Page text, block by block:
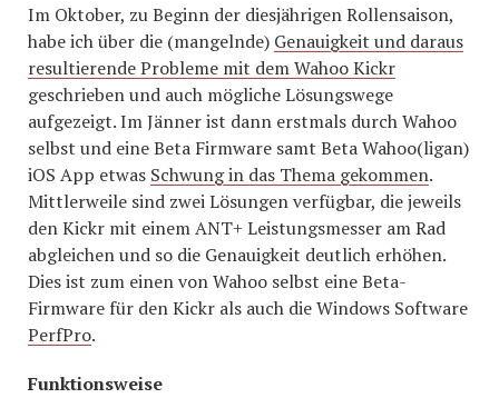
Im Oktober, zu Beginn der diesjährigen Rollensaison,
habe ich über die (mangelnde) Genauigkeit und daraus
resultierende Probleme mit dem Wahoo Kickr
geschrieben und auch mögliche Lösungswege
aufgezeigt. Im Jänner ist dann erstmals durch Wahoo
selbst und eine Beta Firmware samt Beta Wahoo(ligan)
iOS App etwas Schwung in das Thema gekommen.
Mittlerweile sind zwei Lösungen verfügbar, die jeweils
den Kickr mit einem ANT+ Leistungsmesser am Rad
abgleichen und so die Genauigkeit deutlich erhöhen.
Dies ist zum einen von Wahoo selbst eine Beta-
Firmware für den Kickr als auch die Windows Software
PerfPro.
Funktionsweise